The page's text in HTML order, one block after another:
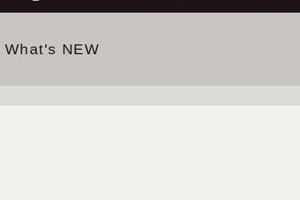
What's NEW